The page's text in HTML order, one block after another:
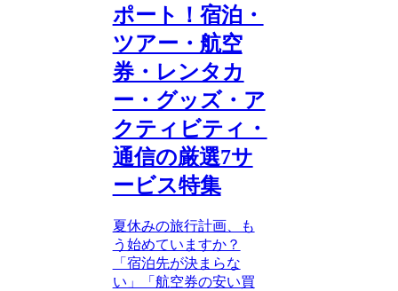
ポート！宿泊・
ツアー・航空
券・レンタカ
ー・グッズ・ア
クティビティ・
通信の厳選7サ
ービス特集
夏休みの旅行計画、も
う始めていますか？
「宿泊先が決まらな
い」「航空券の安い買